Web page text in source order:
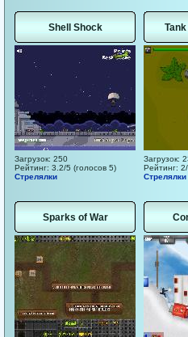
Shell Shock
Загрузок: 250
Рейтинг: 3.2/5 (голосов 5)
Стрелялки
Загрузок:
Рейтинг:
Стрелялки
Sparks of War